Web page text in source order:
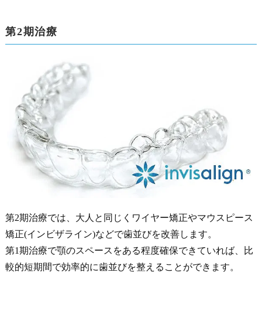
第2期治療
第2期治療では、大人と同じくワイヤー矯正やマウスピース
矯正(インビザライン)などで歯並びを改善します。
第1期治療で顎のスペースをある程度確保できていれば、比
較的短期間で効率的に歯並びを整えることができます。